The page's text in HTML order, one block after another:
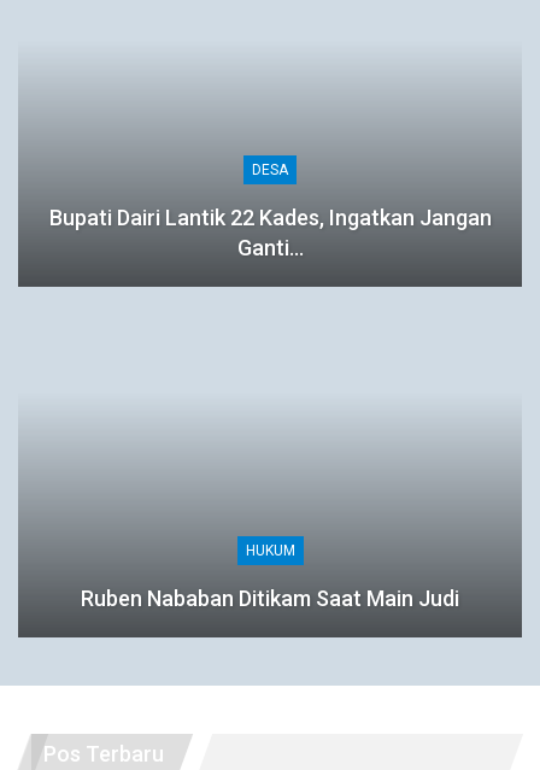
DESA
Bupati Dairi Lantik 22 Kades, Ingatkan Jangan
Ganti…
HUKUM
Ruben Nababan Ditikam Saat Main Judi
Pos Terbaru